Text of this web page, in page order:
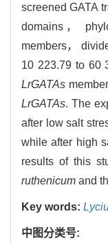
screened GATA
domains，
members，
10 223.79 to 60
LrGATAs
LrGATAs. The
after low salt
while after high
results of this
ruthenicum and
Key words:
中图分类号: